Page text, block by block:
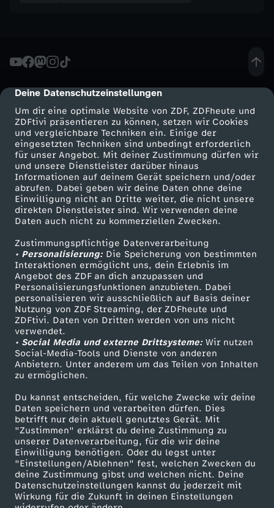
cmp-dialog-description
Deine Datenschutzeinstellungen
Um dir eine optimale Website von ZDF, ZDFheute und
ZDFtivi präsentieren zu können, setzen wir Cookies
und vergleichbare Techniken ein. Einige der
eingesetzten Techniken sind unbedingt erforderlich
für unser Angebot. Mit deiner Zustimmung dürfen wir
und unsere Dienstleister darüber hinaus
Informationen auf deinem Gerät speichern und/oder
abrufen. Dabei geben wir deine Daten ohne deine
Einwilligung nicht an Dritte weiter, die nicht unsere
direkten Dienstleister sind. Wir verwenden deine
Daten auch nicht zu kommerziellen Zwecken.
Zustimmungspflichtige Datenverarbeitung
• Personalisierung:Die Speicherung von bestimmten
Interaktionen ermöglicht uns, dein Erlebnis im
Angebot des ZDF an dich anzupassen und
Personalisierungsfunktionen anzubieten. Dabei
personalisieren wir ausschließlich auf Basis deiner
Nutzung von ZDF Streaming, der ZDFheute und
ZDFtivi. Daten von Dritten werden von uns nicht
verwendet.
• Social Media und externe Drittsysteme:Wir nutzen
Social-Media-Tools und Dienste von anderen
Anbietern. Unter anderem um das Teilen von Inhalten
zu ermöglichen.
Du kannst entscheiden, für welche Zwecke wir deine
Daten speichern und verarbeiten dürfen. Dies
betrifft nur dein aktuell genutztes Gerät. Mit
"Zustimmen" erklärst du deine Zustimmung zu
unserer Datenverarbeitung, für die wir deine
Einwilligung benötigen. Oder du legst unter
"Einstellungen/Ablehnen" fest, welchen Zwecken du
deine Zustimmung gibst und welchen nicht. Deine
Datenschutzeinstellungen kannst du jederzeit mit
Wirkung für die Zukunft in deinen Einstellungen
g
e
l
n
g
e
h
o
b
e
n
Mehr ZDF
ZDF-Apps
Smart TV
ZDFtext
Livestreams
Sendungen A-Z
TV-Programm
Service
ZDFmitreden
Kontakt zum ZDF
Tickets
Zuschauerservice
Hilfe
ZDF Unternehmen
Karriere
ZDF goes Schule
Werbefernsehen
Mainzelmännchen